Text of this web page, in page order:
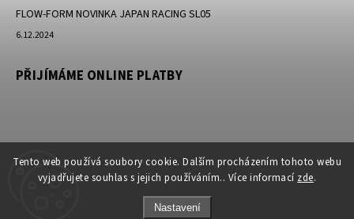
Tento web používá soubory cookie. Dalším procházením tohoto webu
vyjadřujete souhlas s jejich používáním.. Více informací zde.
Nastavení
FLOW-FORM NOVINKA JAPAN RACING SL05
6.12.2024
PŘIJÍMÁME ONLINE PLATBY